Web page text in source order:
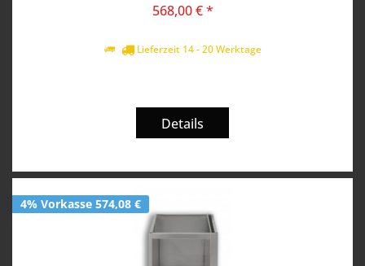
568,00 € *
Lieferzeit 14 - 20 Werktage
Details
4% Vorkasse 574,08 €